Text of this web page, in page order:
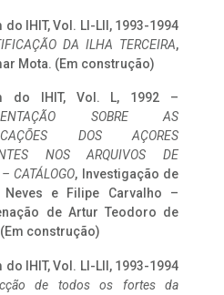
do IHIT, Vol. LI-LII, 1993-1994
DA ILHA TERCEIRA,
Mota. (Em construção)
do IHIT, Vol. L, 1992 –
SOBRE AS
DOS AÇORES
NOS ARQUIVOS DE
CATÁLOGO, Investigação de
Neves e Filipe Carvalho –
de Artur Teodoro de
construção)
do IHIT, Vol. LI-LII, 1993-1994
de todos os fortes da